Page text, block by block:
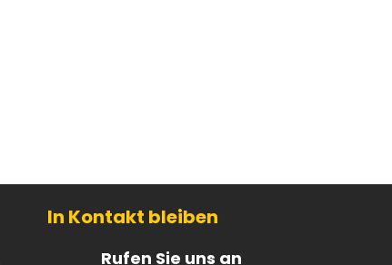
In Kontakt bleiben
Rufen Sie uns an